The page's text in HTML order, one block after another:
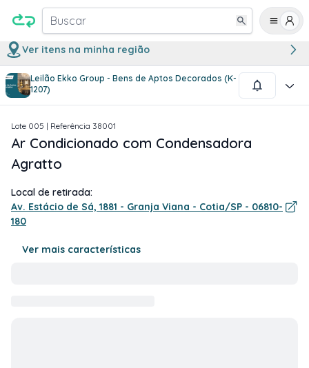
Buscar
Ver itens na minha região
Leilão Ekko Group - Bens de Aptos Decorados (K-
1207)
1/1
Lote 005 | Referência 38001
Ar Condicionado com Condensadora
Agratto
Local de retirada:
Av. Estácio de Sá, 1881 - Granja Viana - Cotia/SP - 06810-
180
Ver mais características